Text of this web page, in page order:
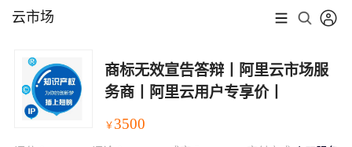
云市场
商标无效宣告答辩丨阿里云市场服
务商丨阿里云用户专享价丨
￥ 3500